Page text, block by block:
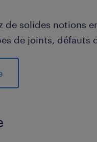
de solides notions
de joints, défauts
de la certification
niveau 2 en cours
CAMARI Rayons X